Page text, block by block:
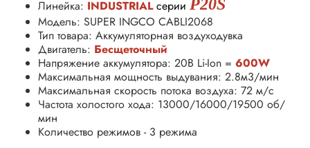
Линейка: INDUSTRIAL серии P20S
Модель: SUPER INGCO CABLI2068
Тип товара: Аккумуляторная воздуходувка
Двигатель: Бесщеточный
Напряжение аккумулятора: 20В Li-Ion = 600W
Максимальная мощность выдувания: 2.8м3/мин
Максимальная скорость потока воздуха: 72 м/с
Частота холостого хода: 13000/16000/19500 об/
мин
Количество режимов - 3 режима